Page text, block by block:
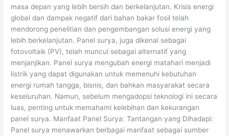
masa depan yang lebih bersih dan berkelanjutan. Krisis energi
global dan dampak negatif dari bahan bakar fosil telah
mendorong penelitian dan pengembangan solusi energi yang
lebih berkelanjutan. Panel surya, juga dikenal sebagai
fotovoltaik (PV), telah muncul sebagai alternatif yang
menjanjikan. Panel surya mengubah energi matahari menjadi
listrik yang dapat digunakan untuk memenuhi kebutuhan
energi rumah tangga, bisnis, dan bahkan masyarakat secara
keseluruhan. Namun, sebelum mengadopsi teknologi ini secara
luas, penting untuk memahami kelebihan dan kekurangan
panel surya. Manfaat Panel Surya: Tantangan yang Dihadapi:
Panel surya menawarkan berbagai manfaat sebagai sumber